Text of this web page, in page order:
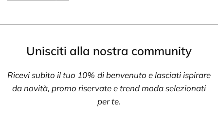
Unisciti alla nostra community
Ricevi subito il tuo 10% di benvenuto e lasciati ispirare
da novità, promo riservate e trend moda selezionati
per te.